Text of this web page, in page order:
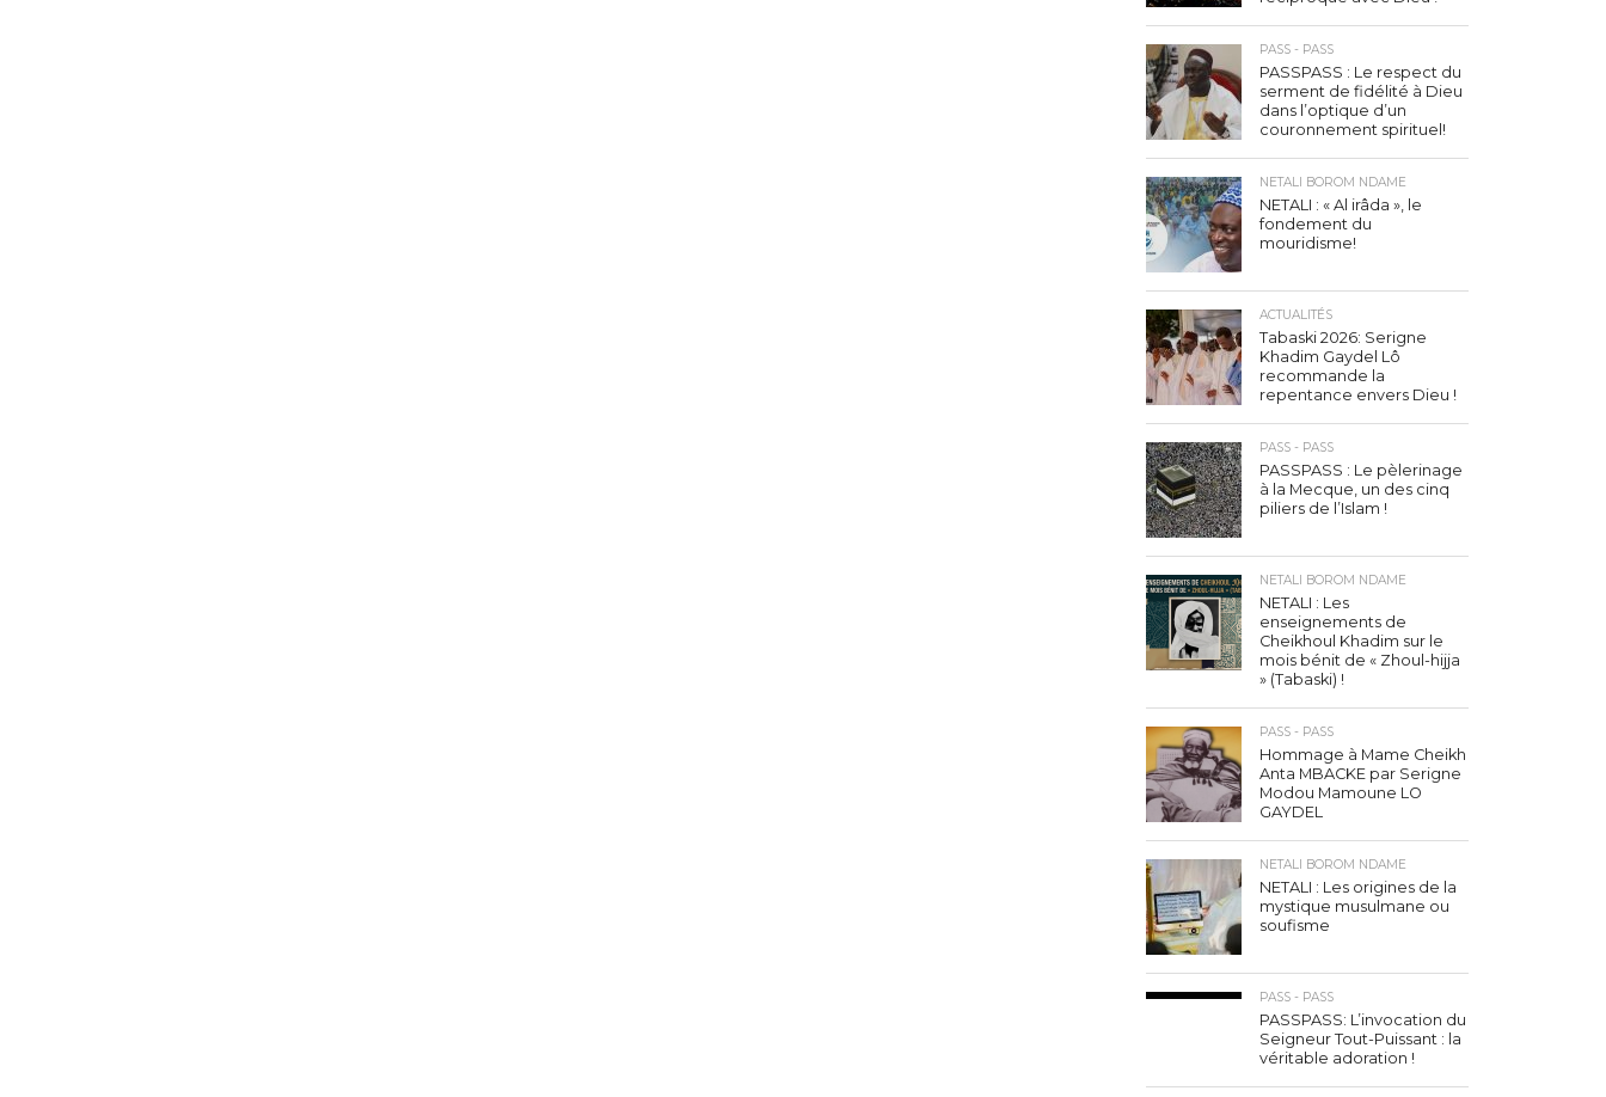
PASS - PASS
PASSPASS : Le respect du
serment de fidélité à Dieu
dans l’optique d’un
couronnement spirituel!
NETALI BOROM NDAME
NETALI : « Al irâda », le
fondement du
mouridisme!
ACTUALITÉS
Tabaski 2026: Serigne
Khadim Gaydel Lô
recommande la
repentance envers Dieu !
PASS - PASS
PASSPASS : Le pèlerinage
à la Mecque, un des cinq
piliers de l’Islam !
NETALI BOROM NDAME
NETALI : Les
enseignements de
Cheikhoul Khadim sur le
mois bénit de « Zhoul-hijja
» (Tabaski) !
PASS - PASS
Hommage à Mame Cheikh
Anta MBACKE par Serigne
Modou Mamoune LO
GAYDEL
NETALI BOROM NDAME
NETALI : Les origines de la
mystique musulmane ou
soufisme
PASS - PASS
PASSPASS: L’invocation du
Seigneur Tout-Puissant : la
véritable adoration !